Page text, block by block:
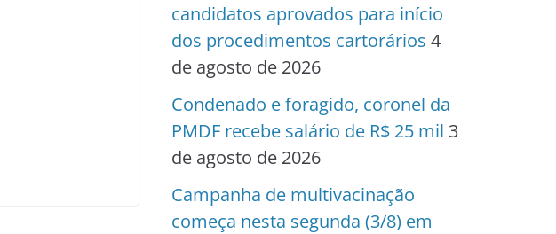
candidatos aprovados para início
dos procedimentos cartorários 4
de agosto de 2026
Condenado e foragido, coronel da
PMDF recebe salário de R$ 25 mil 3
de agosto de 2026
Campanha de multivacinação
começa nesta segunda (3/8) em